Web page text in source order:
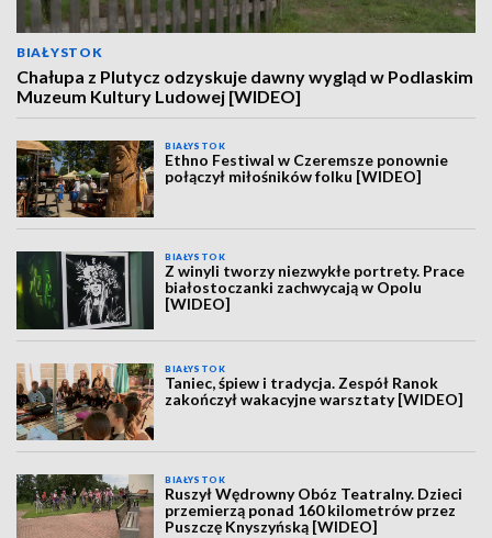
BIAŁYSTOK
Chałupa z Plutycz odzyskuje dawny wygląd w Podlaskim
Muzeum Kultury Ludowej [WIDEO]
BIAŁYSTOK
Ethno Festiwal w Czeremsze ponownie
połączył miłośników folku [WIDEO]
BIAŁYSTOK
Z winyli tworzy niezwykłe portrety. Prace
białostoczanki zachwycają w Opolu
[WIDEO]
BIAŁYSTOK
Taniec, śpiew i tradycja. Zespół Ranok
zakończył wakacyjne warsztaty [WIDEO]
BIAŁYSTOK
Ruszył Wędrowny Obóz Teatralny. Dzieci
przemierzą ponad 160 kilometrów przez
Puszczę Knyszyńską [WIDEO]